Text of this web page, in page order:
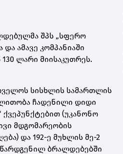
შპს „სფერო
ამავე კომპანიაში
ლარი მიისაკუთრეს.
სისხლის სამართლის
ჩადენილი დიდი
ქვეპუნქტებით (უკანონო
მდგომარეობის
და 192-ე მუხლის მე-2
წარდგენილ ბრალდებებში